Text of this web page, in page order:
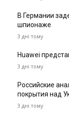
В Германии
шпионаже
3 дні тому
Huawei
3 дні тому
Российские
покрытия над
3 дні тому